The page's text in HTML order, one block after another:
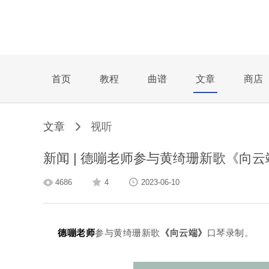
首页 教程 曲谱 文章 商店
文章 视听
新闻 | 德嘣老师参与黄绮珊新歌《向
4686 4 2023-06-10
德嘣老师参与黄绮珊新歌 《向云端》 口琴录制。